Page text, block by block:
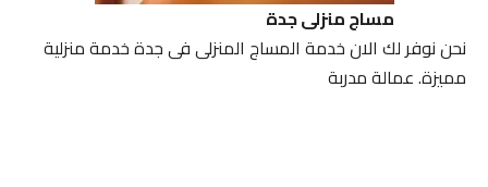
مساج منزلى جدة
نحن نوفر لك الان خدمة المساج المنزلى فى جدة خدمة منزلية
مميزة. عمالة مدربة